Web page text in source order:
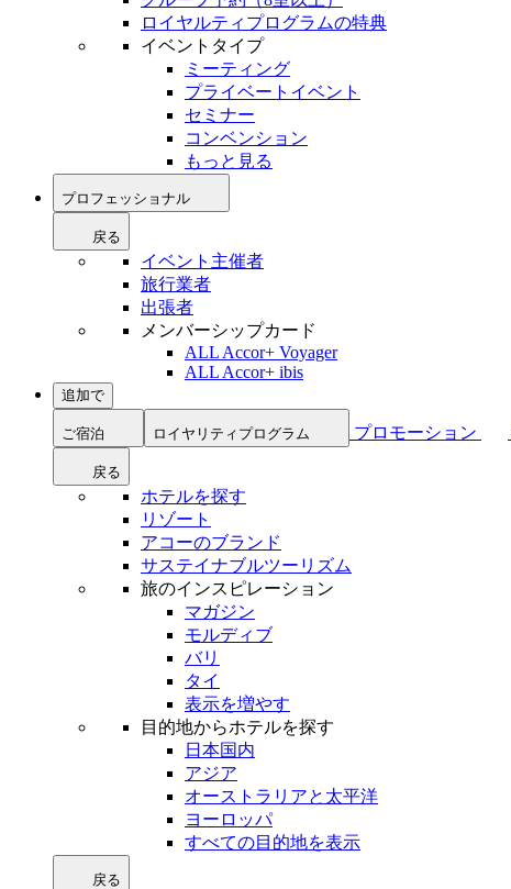
ロイヤルティプログラムの特典
イベントタイプ
ミーティング
プライベートイベント
セミナー
コンベンション
もっと見る
プロフェッショナル
戻る
イベント主催者
旅行業者
出張者
メンバーシップカード
ALL Accor+ Voyager
ALL Accor+ ibis
追加で
ご宿泊 ロイヤリティプログラム プロモーション
戻る
ホテルを探す
リゾート
アコーのブランド
サステイナブルツーリズム
旅のインスピレーション
マガジン
モルディブ
バリ
タイ
表示を増やす
目的地からホテルを探す
日本国内
アジア
オーストラリアと太平洋
ヨーロッパ
すべての目的地を表示
戻る